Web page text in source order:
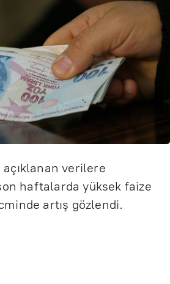
açıklanan verilere
haftalarda yüksek faize
artış gözlendi.